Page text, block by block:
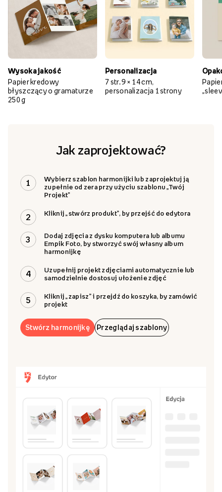
Wysoka jakość
Papier kredowy
błyszczący o gramaturze
250 g
Personalizacja
7 str. 9 × 14 cm,
personalizacja 1 strony
Jak zaprojektować?
1
Wybierz szablon harmonijki lub zaprojektuj ją
zupełnie od zera przy użyciu szablonu „Twój
Projekt”
2 Kliknij „stwórz produkt”, by przejść do edytora
3
Dodaj zdjęcia z dysku komputera lub albumu
Empik Foto, by stworzyć swój własny album
harmonijkę
4
Uzupełnij projekt zdjęciami automatycznie lub
samodzielnie dostosuj ułożenie zdjęć
5
Kliknij „zapisz” i przejdź do koszyka, by zamówić
projekt
Stwórz harmonijkę Przeglądaj szablony